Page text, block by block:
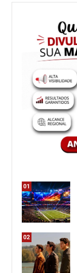
01
02